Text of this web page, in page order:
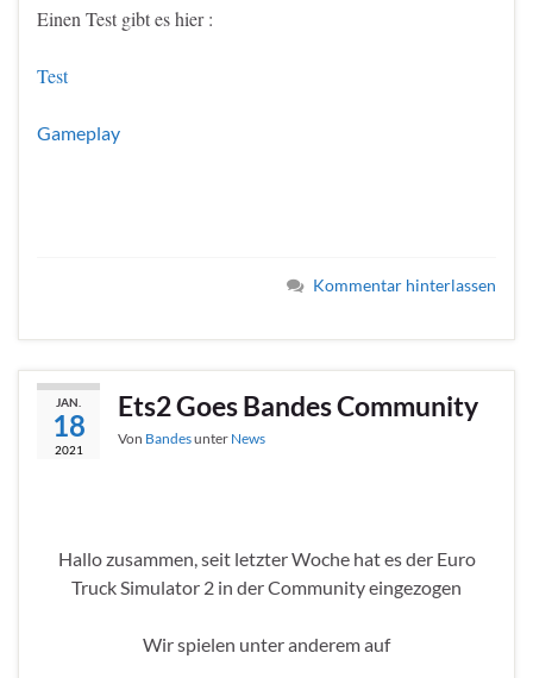
Einen Test gibt es hier :
Test
Gameplay
Kommentar hinterlassen
JAN.
18
2021
Ets2 Goes Bandes Community
Von Bandesunter News
Hallo zusammen, seit letzter Woche hat es der Euro
Truck Simulator 2 in der Community eingezogen
Wir spielen unter anderem auf